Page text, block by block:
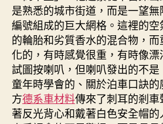
是熟悉的城市街道，而是一望
編號組成的巨大網格。這裡的
的輪胎和劣質香水的混合物，
化的，有時感覺很重，有時像
試圖按喇叭，但喇叭發出的不
童年時學會的、關於泊車口訣
方德系車材料傳來了刺耳的剎
著反光背心和戴著白色安全帽